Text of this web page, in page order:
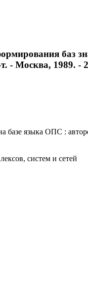
баз
- Москва, 1989. -
базе языка ОПС :
систем и сетей